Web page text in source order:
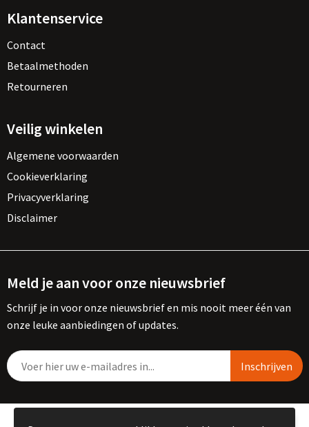
Klantenservice
Contact
Betaalmethoden
Retourneren
Veilig winkelen
Algemene voorwaarden
Cookieverklaring
Privacyverklaring
Disclaimer
Meld je aan voor onze nieuwsbrief
Schrijf je in voor onze nieuwsbrief en mis nooit meer één van
onze leuke aanbiedingen of updates.